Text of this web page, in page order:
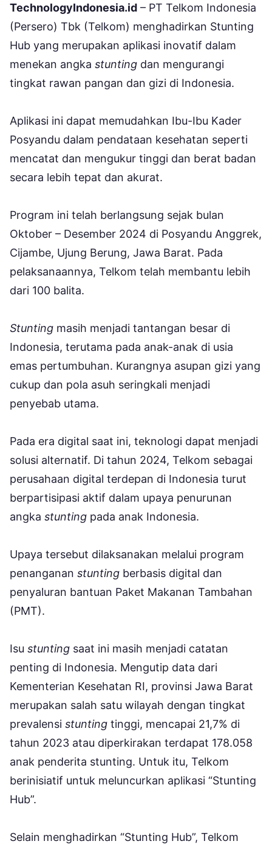
TechnologyIndonesia.id – PT Telkom Indonesia
(Persero) Tbk (Telkom) menghadirkan Stunting
Hub yang merupakan aplikasi inovatif dalam
menekan angka stunting dan mengurangi
tingkat rawan pangan dan gizi di Indonesia.
Aplikasi ini dapat memudahkan Ibu-Ibu Kader
Posyandu dalam pendataan kesehatan seperti
mencatat dan mengukur tinggi dan berat badan
secara lebih tepat dan akurat.
Program ini telah berlangsung sejak bulan
Oktober – Desember 2024 di Posyandu Anggrek,
Cijambe, Ujung Berung, Jawa Barat. Pada
pelaksanaannya, Telkom telah membantu lebih
dari 100 balita.
Stunting masih menjadi tantangan besar di
Indonesia, terutama pada anak-anak di usia
emas pertumbuhan. Kurangnya asupan gizi yang
cukup dan pola asuh seringkali menjadi
penyebab utama.
Pada era digital saat ini, teknologi dapat menjadi
solusi alternatif. Di tahun 2024, Telkom sebagai
perusahaan digital terdepan di Indonesia turut
berpartisipasi aktif dalam upaya penurunan
angka stunting pada anak Indonesia.
Upaya tersebut dilaksanakan melalui program
penanganan stunting berbasis digital dan
penyaluran bantuan Paket Makanan Tambahan
(PMT).
Isu stunting saat ini masih menjadi catatan
penting di Indonesia. Mengutip data dari
Kementerian Kesehatan RI, provinsi Jawa Barat
merupakan salah satu wilayah dengan tingkat
prevalensi stunting tinggi, mencapai 21,7% di
tahun 2023 atau diperkirakan terdapat 178.058
anak penderita stunting. Untuk itu, Telkom
berinisiatif untuk meluncurkan aplikasi “Stunting
Hub”.
Selain menghadirkan “Stunting Hub”, Telkom